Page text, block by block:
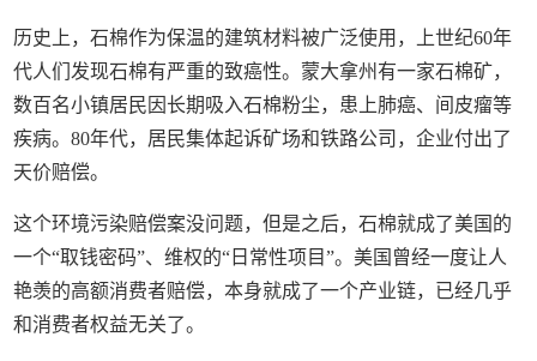
历史上，石棉作为保温的建筑材料被广泛使用，上世纪60年
代人们发现石棉有严重的致癌性。蒙大拿州有一家石棉矿，
数百名小镇居民因长期吸入石棉粉尘，患上肺癌、间皮瘤等
疾病。80年代，居民集体起诉矿场和铁路公司，企业付出了
天价赔偿。
这个环境污染赔偿案没问题，但是之后，石棉就成了美国的
一个“取钱密码”、维权的“日常性项目”。美国曾经一度让人
艳羡的高额消费者赔偿，本身就成了一个产业链，已经几乎
和消费者权益无关了。